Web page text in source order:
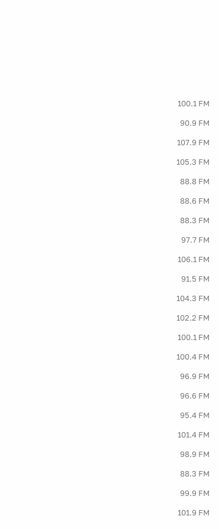
100.1 FM
90.9 FM
107.9 FM
105.3 FM
88.8 FM
88.6 FM
88.3 FM
97.7 FM
106.1 FM
91.5 FM
104.3 FM
102.2 FM
100.1 FM
100.4 FM
96.9 FM
96.6 FM
95.4 FM
101.4 FM
98.9 FM
88.3 FM
99.9 FM
101.9 FM